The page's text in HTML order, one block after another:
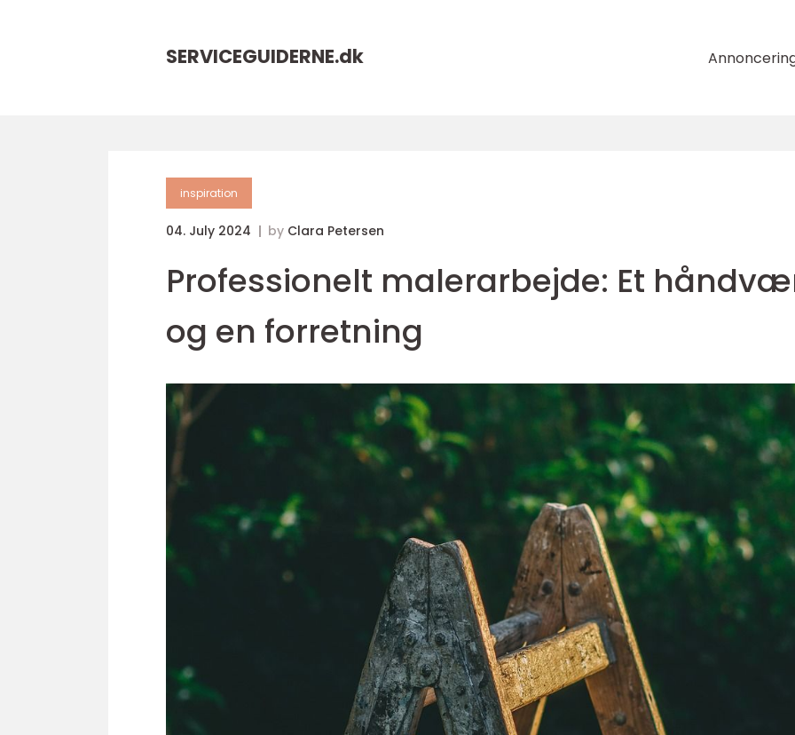
SERVICEGUIDERNE.dk
inspiration
04. July 2024 by Clara Petersen
Professionelt malerarbejde: Et
og en forretning